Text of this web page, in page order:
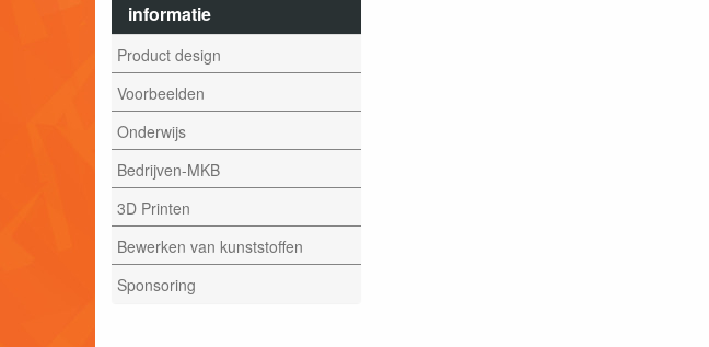
informatie
Product design
Voorbeelden
Onderwijs
Bedrijven-MKB
3D Printen
Bewerken van kunststoffen
Sponsoring